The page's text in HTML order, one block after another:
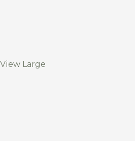
View Large